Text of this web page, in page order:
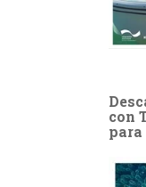
con
para